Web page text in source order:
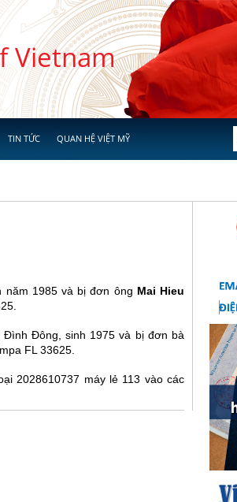
Vietnam
TIN TỨC QUAN HỆ VIỆT MỸ
năm 1985 và bị đơn ông Mai Hieu
Đông, sinh 1975 và bị đơn bà
FL 33625.
2028610737 máy lẻ 113 vào các